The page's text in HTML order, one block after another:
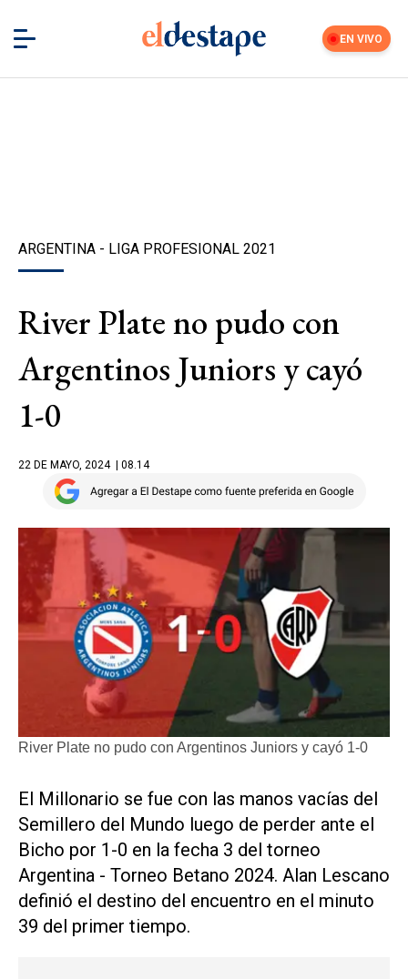
EN VIVO
ARGENTINA - LIGA PROFESIONAL 2021
River Plate no pudo con
Argentinos Juniors y cayó
1-0
22 DE MAYO, 2024 | 08.14
River Plate no pudo con Argentinos Juniors y cayó 1-0
El Millonario se fue con las manos vacías del
Semillero del Mundo luego de perder ante el
Bicho por 1-0 en la fecha 3 del torneo
Argentina - Torneo Betano 2024. Alan Lescano
definió el destino del encuentro en el minuto
39 del primer tiempo.